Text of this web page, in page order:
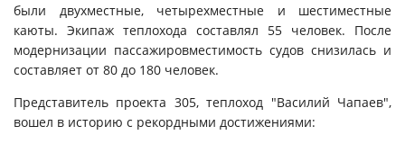
были двухместные, четырехместные и шестиместные
каюты. Экипаж теплохода составлял 55 человек. После
модернизации пассажировместимость судов снизилась и
составляет от 80 до 180 человек.
Представитель проекта 305, теплоход "Василий Чапаев",
вошел в историю с рекордными достижениями: